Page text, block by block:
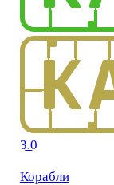
3.0
Корабли